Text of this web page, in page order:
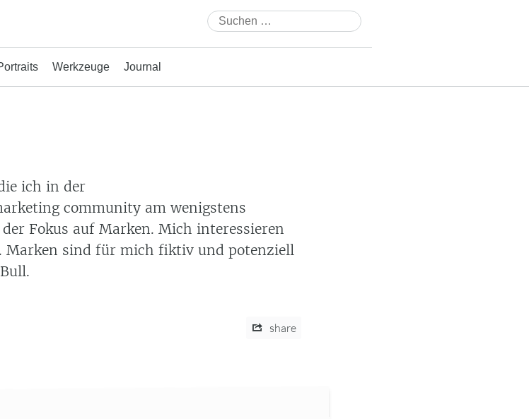
Suchen
nach:
Werkzeuge Journal
ich in der
community am wenigstens
Fokus auf Marken. Mich interessieren
Marken sind für mich fiktiv und potenziell
share